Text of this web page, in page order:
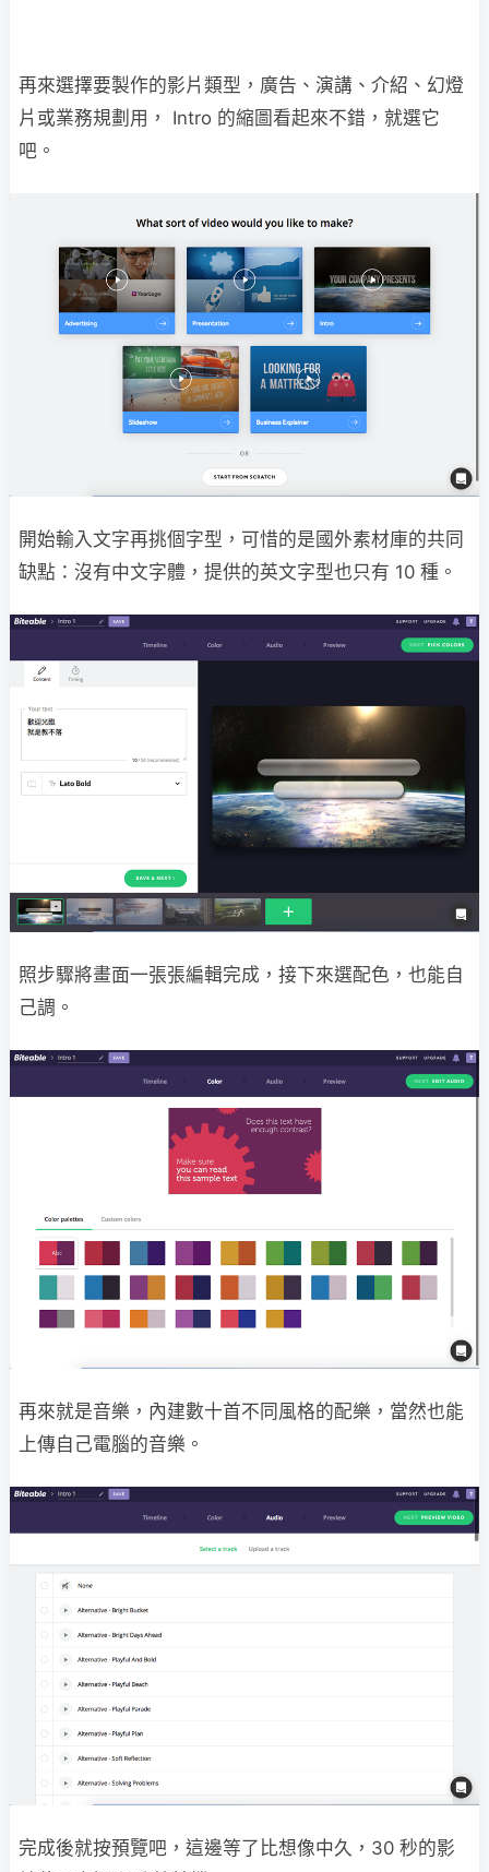
再來選擇要製作的影片類型，廣告、演講、介紹、幻燈
片或業務規劃用， Intro 的縮圖看起來不錯，就選它
吧。
開始輸入文字再挑個字型，可惜的是國外素材庫的共同
缺點：沒有中文字體，提供的英文字型也只有 10 種。
照步驟將畫面一張張編輯完成，接下來選配色，也能自
己調。
再來就是音樂，內建數十首不同風格的配樂，當然也能
上傳自己電腦的音樂。
完成後就按預覽吧，這邊等了比想像中久，30 秒的影